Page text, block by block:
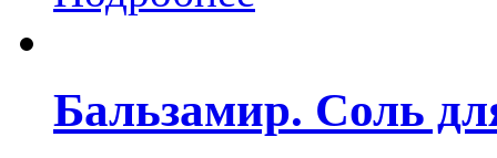
Бальзамир. Соль